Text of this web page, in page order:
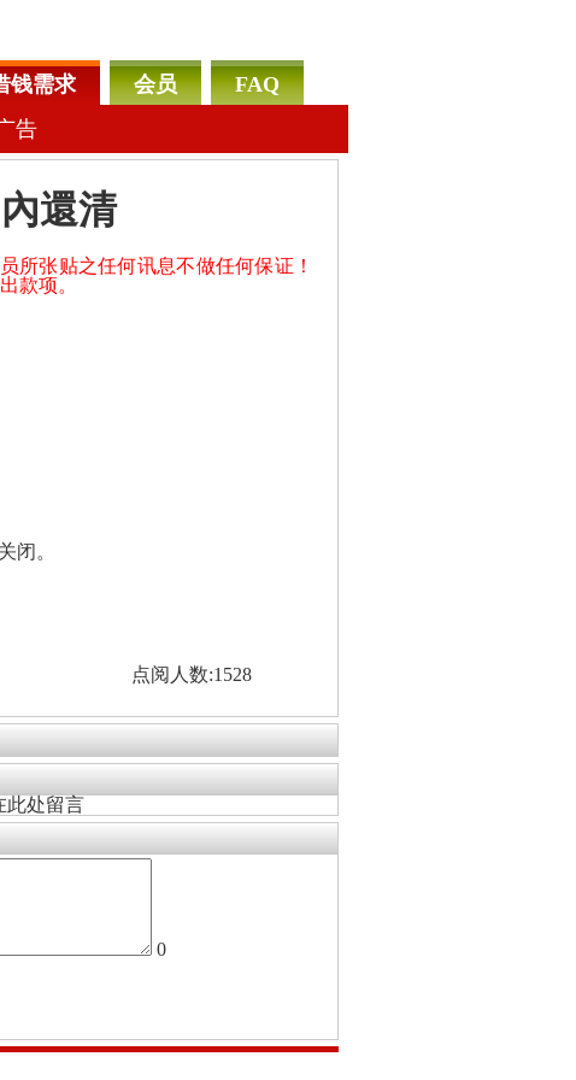
钱需求 会员
FAQ
告
還清
所张贴之任何讯息不做任何保证！
款项。
闭。
点阅人数:1528
此处留言
0